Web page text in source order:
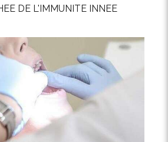
DE L'IMMUNITE INNEE